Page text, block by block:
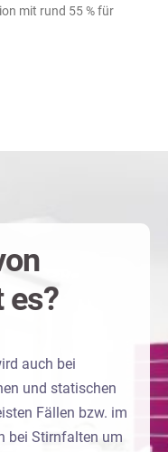
mit rund 55 % für
es?
auch bei
und statischen
Fällen bzw. im
bei Stirnfalten um